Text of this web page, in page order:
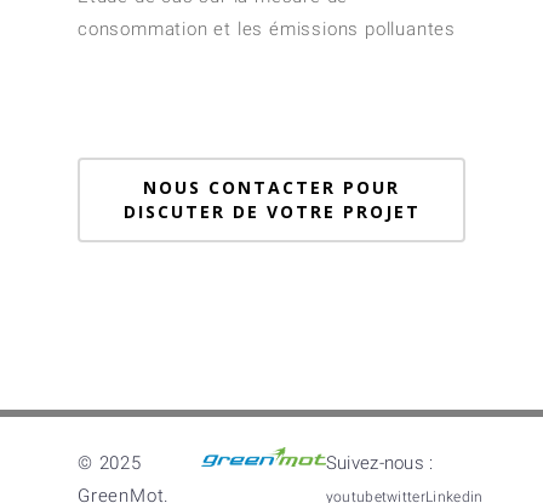
consommation et les émissions polluantes
NOUS CONTACTER POUR
DISCUTER DE VOTRE PROJET
© 2025
GreenMot.
Suivez-nous :
youtubetwitterLinkedin